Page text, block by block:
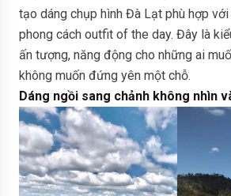
tạo dáng chụp hình Đà Lạt phù hợp
phong cách outfit of the day. Đây là
ấn tượng, năng động cho những ai
không muốn đứng yên một chỗ.
Dáng ngồi sang chảnh không nhìn